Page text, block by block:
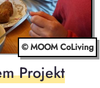
© MOOM CoLiving
Projekt